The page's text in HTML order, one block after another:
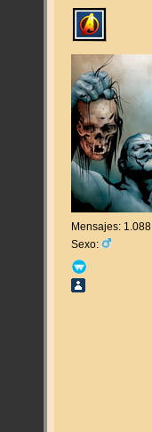
Mensajes: 1.088
Sexo: